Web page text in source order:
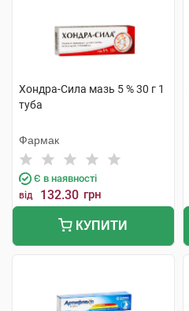
Хондра-Сила мазь 5 % 30 г 1
туба
Фармак
Є в наявності
від 132.30 грн
КУПИТИ